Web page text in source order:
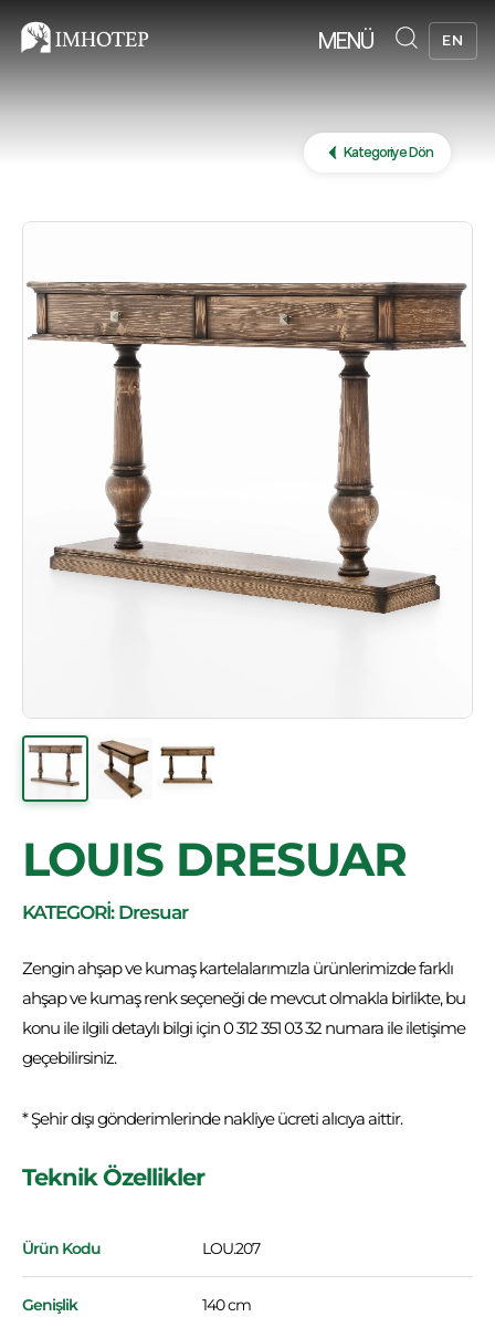
MENÜ EN
Kategoriye Dön
LOUIS DRESUAR
KATEGORİ: Dresuar
Zengin ahşap ve kumaş kartelalarımızla ürünlerimizde farklı
ahşap ve kumaş renk seçeneği de mevcut olmakla birlikte, bu
konu ile ilgili detaylı bilgi için 0 312 351 03 32 numara ile iletişime
geçebilirsiniz.
* Şehir dışı gönderimlerinde nakliye ücreti alıcıya aittir.
Teknik Özellikler
Ürün Kodu LOU.207
Genişlik 140 cm